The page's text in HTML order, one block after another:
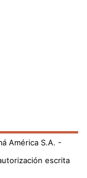
América S.A. -
escrita